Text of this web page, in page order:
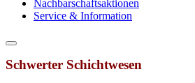
Nachbarschaftsaktionen
Service & Information
Schwerter Schichtwesen